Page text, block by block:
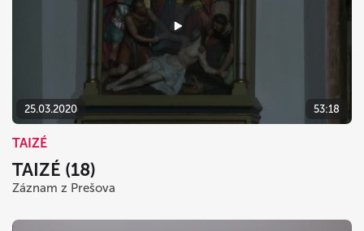
25.03.2020 53:18
TAIZÉ
TAIZÉ (18)
Záznam z Prešova